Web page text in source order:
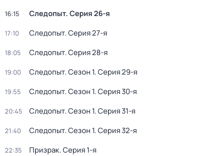
16:15 Следопыт. Серия 26-я
17:10 Следопыт. Серия 27-я
18:05 Следопыт. Серия 28-я
19:00 Следопыт. Сезон 1. Серия 29-я
19:55 Следопыт. Сезон 1. Серия 30-я
20:45 Следопыт. Сезон 1. Серия 31-я
21:40 Следопыт. Сезон 1. Серия 32-я
22:35 Призрак. Серия 1-я